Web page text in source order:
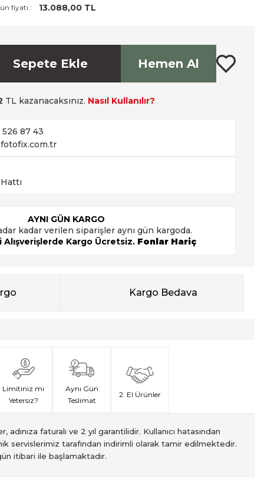
fiyatı : 13.088,00 TL
Sepete Ekle Hemen Al
TL kazanacaksınız. Nasıl Kullanılır?
526 87 43
AYNI GÜN KARGO
kadar verilen siparişler aynı gün kargoda.
Alışverişlerde Kargo Ücretsiz. Fonlar Hariç
Kargo Bedava
Limitiniz mi
Yetersiz?
Aynı Gün
Teslimat
2. El Ürünler
adınıza faturalı ve 2 yıl garantilidir. Kullanıcı hatasından
servislerimiz tarafından indirimli olarak tamir edilmektedir.
itibari ile başlamaktadır.